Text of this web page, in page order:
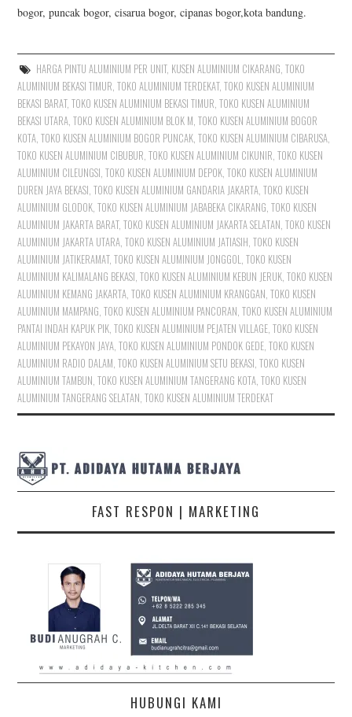
bogor, puncak bogor, cisarua bogor, cipanas bogor,kota bandung.
HARGA PINTU ALUMINIUM PER UNIT, KUSEN ALUMINIUM CIKARANG TOKO
ALUMINIUM BEKASI TIMUR ,TOKO ALUMINIUM TERDEKAT,TOKO KUSEN ALUMINIUM
BEKASI BARAT,TOKO KUSEN ALUMINIUM BEKASI TIMUR ,TOKO KUSEN ALUMINIUM
BEKASI UTARA ,TOKO KUSEN ALUMINIUM BLOK M ,TOKO KUSEN ALUMINIUM BOGOR
KOTA ,TOKO KUSEN ALUMINIUM BOGOR PUNCAK ,TOKO KUSEN ALUMINIUM CIBARUSA
TOKO KUSEN ALUMINIUM CIBUBUR ,TOKO KUSEN ALUMINIUM CIKUNIR ,TOKO KUSEN
ALUMINIUM CILEUNGSI ,TOKO KUSEN ALUMINIUM DEPOK ,TOKO KUSEN ALUMINIUM
DUREN JAYA BEKASI ,TOKO KUSEN ALUMINIUM GANDARIA JAKARTA ,TOKO KUSEN
ALUMINIUM GLODOK ,TOKO KUSEN ALUMINIUM JABABEKA CIKARANG ,TOKO KUSEN
ALUMINIUM JAKARTA BARAT,TOKO KUSEN ALUMINIUM JAKARTA SELATAN ,TOKO KUSEN
ALUMINIUM JAKARTA UTARA ,TOKO KUSEN ALUMINIUM JATIASIH ,TOKO KUSEN
ALUMINIUM JATIKERAMAT,TOKO KUSEN ALUMINIUM JONGGOL ,TOKO KUSEN
ALUMINIUM KALIMALANG BEKASI ,TOKO KUSEN ALUMINIUM KEBUN JERUK ,TOKO KUSEN
ALUMINIUM KEMANG JAKARTA ,TOKO KUSEN ALUMINIUM KRANGGAN ,TOKO KUSEN
ALUMINIUM MAMPANG ,TOKO KUSEN ALUMINIUM PANCORAN ,TOKO KUSEN ALUMINIUM
PANTAI INDAH KAPUK PIK ,TOKO KUSEN ALUMINIUM PEJATEN VILLAGE ,TOKO KUSEN
ALUMINIUM PEKAYON JAYA ,TOKO KUSEN ALUMINIUM PONDOK GEDE ,TOKO KUSEN
ALUMINIUM RADIO DALAM ,TOKO KUSEN ALUMINIUM SETU BEKASI ,TOKO KUSEN
ALUMINIUM TAMBUN ,TOKO KUSEN ALUMINIUM TANGERANG KOTA ,TOKO KUSEN
ALUMINIUM TANGERANG SELATAN ,TOKO KUSEN ALUMINIUM TERDEKAT
FAST RESPON | MARKETING
HUBUNGI KAMI